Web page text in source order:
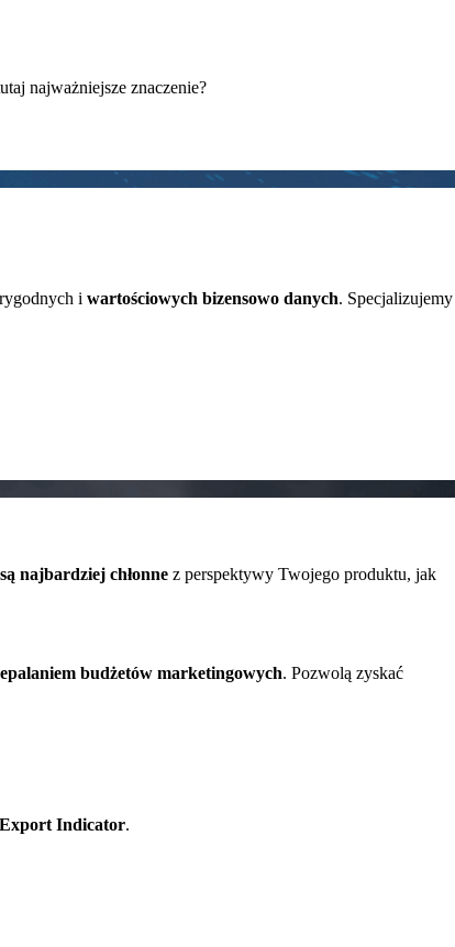
najważniejsze znaczenie?
i wartościowych bizensowo danych. Specjalizujemy
najbardziej chłonne z perspektywy Twojego produktu, jak
budżetów marketingowych. Pozwolą zyskać
Export Indicator.